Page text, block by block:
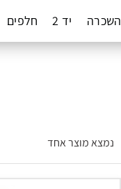
השכרה יד 2 חלפים
נמצא מוצר אחד